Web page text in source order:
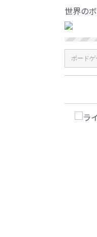
世界の